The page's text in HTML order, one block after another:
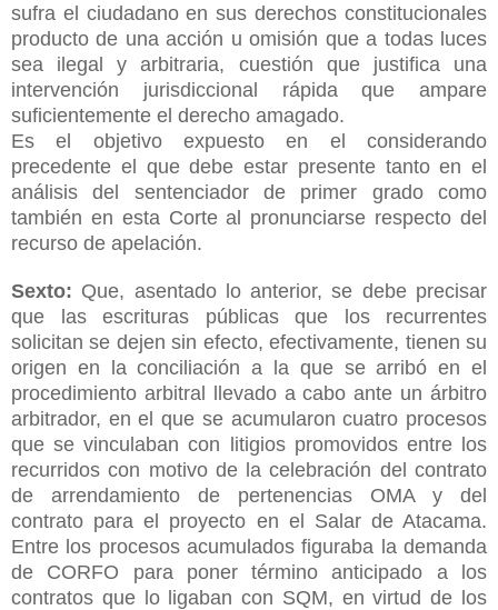
sufra el ciudadano en sus derechos constitucionales
producto de una acción u omisión que a todas luces
sea ilegal y arbitraria, cuestión que justifica una
intervención jurisdiccional rápida que ampare
suficientemente el derecho amagado.
Es el objetivo expuesto en el considerando
precedente el que debe estar presente tanto en el
análisis del sentenciador de primer grado como
también en esta Corte al pronunciarse respecto del
recurso de apelación.
Sexto: Que, asentado lo anterior, se debe precisar
que las escrituras públicas que los recurrentes
solicitan se dejen sin efecto, efectivamente, tienen su
origen en la conciliación a la que se arribó en el
procedimiento arbitral llevado a cabo ante un árbitro
arbitrador, en el que se acumularon cuatro procesos
que se vinculaban con litigios promovidos entre los
recurridos con motivo de la celebración del contrato
de arrendamiento de pertenencias OMA y del
contrato para el proyecto en el Salar de Atacama.
Entre los procesos acumulados figuraba la demanda
de CORFO para poner término anticipado a los
contratos que lo ligaban con SQM, en virtud de los